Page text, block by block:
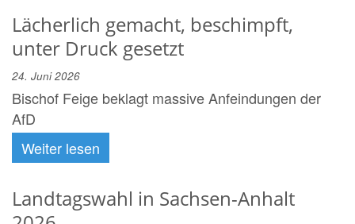
Lächerlich gemacht, beschimpft,
unter Druck gesetzt
24. Juni 2026
Bischof Feige beklagt massive Anfeindungen der
AfD
Weiter lesen
Landtagswahl in Sachsen-Anhalt